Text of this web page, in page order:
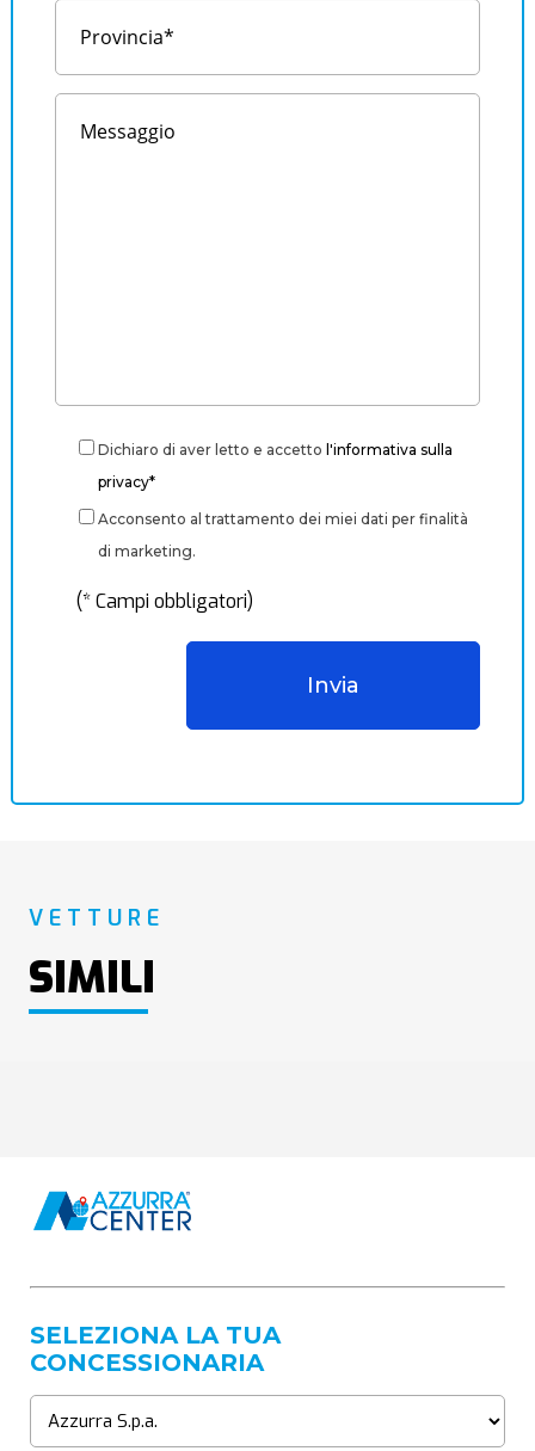
Dichiaro di aver letto e accetto l'informativa sulla
privacy*
Acconsento al trattamento dei miei dati per finalità
di marketing.
(* Campi obbligatori)
VETTURE
SIMILI
SELEZIONA LA TUA
CONCESSIONARIA